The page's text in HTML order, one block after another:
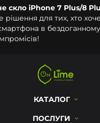
скло iPhone 7 Plus/8
рішення для тих, хто
в
КАТАЛОГ
ПОСЛУГИ